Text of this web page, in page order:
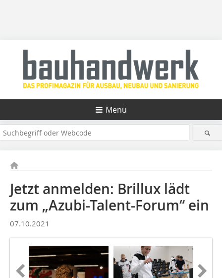
Menü
Jetzt anmelden: Brillux lädt
zum „Azubi-Talent-Forum“ ein
07.10.2021